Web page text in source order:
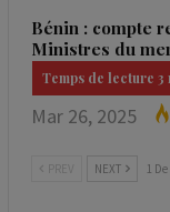
Bénin : compte
Ministres du
Mar 26, 2025
NEXT 1